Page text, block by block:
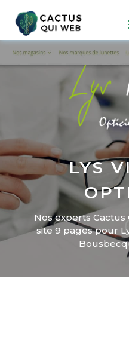
LYS
Nos experts
site 9 pages pour